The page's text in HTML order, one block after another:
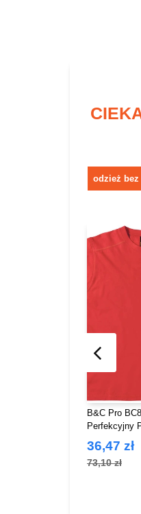
odzież
B&C Pro
Perfekcyjny
36,47 zł
73,10 zł